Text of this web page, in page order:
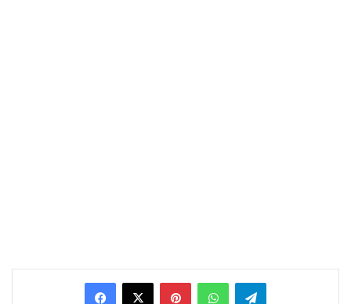
Facebook
X PinterestWhatsAppTelegram